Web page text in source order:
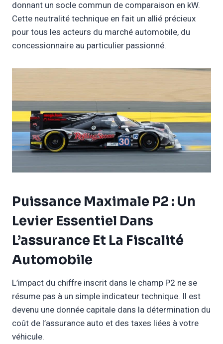
donnant un socle commun de comparaison en kW.
Cette neutralité technique en fait un allié précieux
pour tous les acteurs du marché automobile, du
concessionnaire au particulier passionné.
Puissance Maximale P2 : Un
Levier Essentiel Dans
L’assurance Et La Fiscalité
Automobile
L’impact du chiffre inscrit dans le champ P2 ne se
résume pas à un simple indicateur technique. Il est
devenu une donnée capitale dans la détermination du
coût de l’assurance auto et des taxes liées à votre
véhicule.